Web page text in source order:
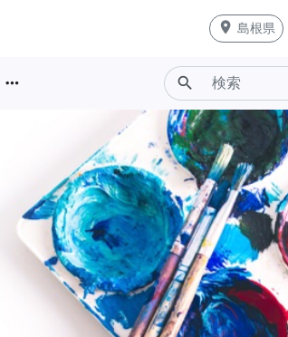
place 島根県
more_horiz search